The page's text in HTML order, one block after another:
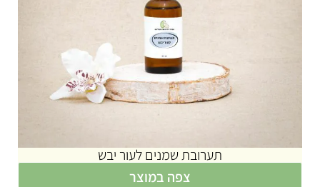
תערובת שמנים לעור יבש
צפה במוצר